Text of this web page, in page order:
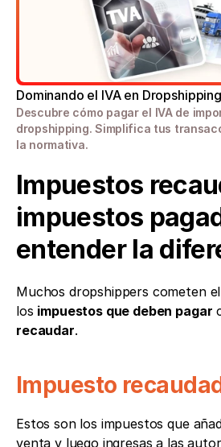
Dominando el IVA en Dropshipping
Descubre cómo pagar el IVA de
dropshipping. Simplifica tus
la normativa.
Impuestos
impuestos
entender la
Muchos dropshippers cometen
los impuestos que deben pagar
recaudar.
Impuesto
Estos son los impuestos que
venta y luego ingresas a las